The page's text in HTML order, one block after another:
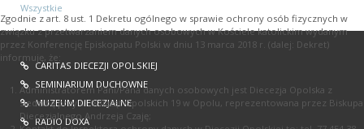
Wszystkie
CARITAS DIECEZJI OPOLSKIEJ
SEMINIARIUM DUCHOWNE
MUZEUM DIECEZJALNE
RADIO DOXA
Zgodnie z art. 8 ust. 1 Dekretu ogólnego w sprawie ochrony osób fizycznych w
związku z przetwarzaniem danych osobowych w Kościele katolickim wydanym
przez Konferencję Episkopatu Polski w dniu 13 marca 2018 r. (dalej: Dekret)
informuję, że:
Administratorem Pani/Pana danych osobowych jest Diecezja Opolska z
siedzibą przy ul. Książąt Opolskich 19 w Opolu, reprezentowana przez Biskupa
Diecezjalnego Andrzeja Czaję;